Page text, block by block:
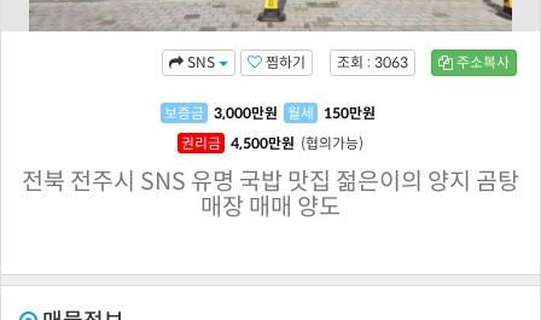
주소복사
조회 : 3063
찜하기
SNS
보증금 3,000만원 월세 150만원
권리금 4,500만원 (협의가능)
전북 전주시 SNS 유명 국밥 맛집 젊은이의 양지 곰탕
매장 매매 양도